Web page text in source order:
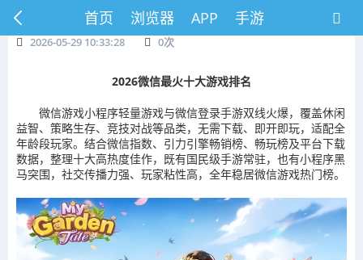
首页 浏览器 APP 手游
2026-05-29 10:33:28 0次
2026微信最火十大游戏排名
微信游戏小程序轻量游戏与微信登录手游双线火爆，覆盖休闲
益智、策略生存、竞技对战等品类，无需下载、即开即玩，适配全
年龄段玩家。结合微信指数、引力引擎畅销榜、畅玩榜及平台下载
数据，整理十大高热度佳作，既有国民级手游常驻，也有小程序黑
马突围，社交传播力强、玩家粘性高，全年稳居微信游戏热门榜。